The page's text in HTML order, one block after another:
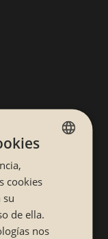
CATALÁN
cookies
su
de ella.
nos